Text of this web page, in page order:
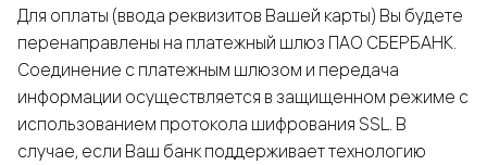
Для оплаты (ввода реквизитов Вашей карты) Вы будете
перенаправлены на платежный шлюз ПАО СБЕРБАНК.
Соединение с платежным шлюзом и передача
информации осуществляется в защищенном режиме с
использованием протокола шифрования SSL. В
случае, если Ваш банк поддерживает технологию